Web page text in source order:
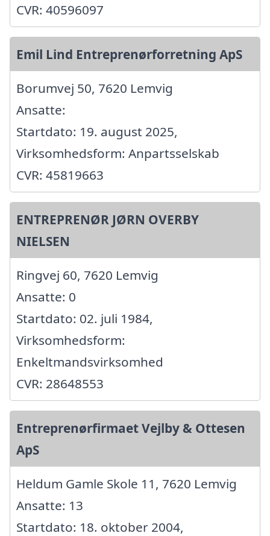
CVR: 40596097
Emil Lind Entreprenørforretning ApS
Borumvej 50, 7620 Lemvig
Ansatte:
Startdato: 19. august 2025,
Virksomhedsform: Anpartsselskab
CVR: 45819663
ENTREPRENØR JØRN OVERBY
NIELSEN
Ringvej 60, 7620 Lemvig
Ansatte: 0
Startdato: 02. juli 1984,
Virksomhedsform:
Enkeltmandsvirksomhed
CVR: 28648553
Entreprenørfirmaet Vejlby & Ottesen
ApS
Heldum Gamle Skole 11, 7620 Lemvig
Ansatte: 13
Startdato: 18. oktober 2004,